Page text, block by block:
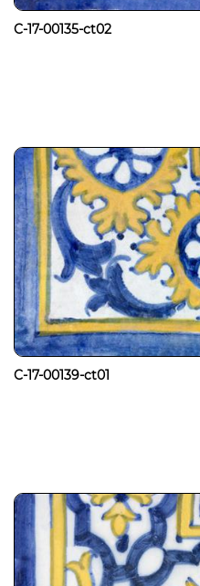
C-17-00135-ct02
C-17-00139-ct01